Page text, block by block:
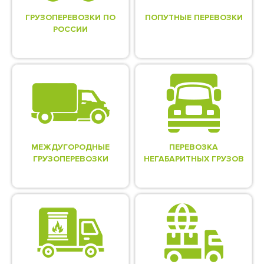
ГРУЗОПЕРЕВОЗКИ ПО
РОССИИ
ПОПУТНЫЕ ПЕРЕВОЗКИ
МЕЖДУГОРОДНЫЕ
ГРУЗОПЕРЕВОЗКИ
ПЕРЕВОЗКА
НЕГАБАРИТНЫХ ГРУЗОВ